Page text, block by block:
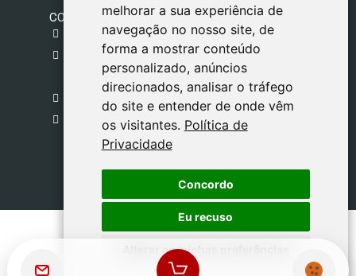
melhorar a sua experiência de
navegação no nosso site, de
forma a mostrar conteúdo
personalizado, anúncios
direcionados, analisar o tráfego
do site e entender de onde vêm
os visitantes. Política de
Privacidade
Concordo
Eu recuso
Alterar as minhas preferências
melhorar a sua experiência de
navegação no nosso site, de
forma a mostrar conteúdo
personalizado, anúncios
direcionados, analisar o tráfego
do site e entender de onde vêm
os visitantes. Política de
Privacidade
Concordo
Eu recuso
Alterar as minhas preferências
CONTACTO
gestion@safeliz.com
C. del Pradillo, 6, 28770 Colmenar Viejo,
Madrid
+34 918 459 877
Segunda a Sexta
09:00 - 13:00